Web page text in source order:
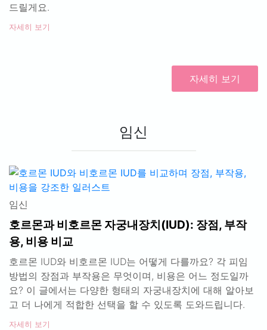
드릴게요.
자세히 보기
자세히 보기
임신
임신
호르몬과 비호르몬 자궁내장치(IUD): 장점, 부작
용, 비용 비교
호르몬 IUD와 비호르몬 IUD는 어떻게 다를까요? 각 피임
방법의 장점과 부작용은 무엇이며, 비용은 어느 정도일까
요? 이 글에서는 다양한 형태의 자궁내장치에 대해 알아보
고 더 나에게 적합한 선택을 할 수 있도록 도와드립니다.
자세히 보기